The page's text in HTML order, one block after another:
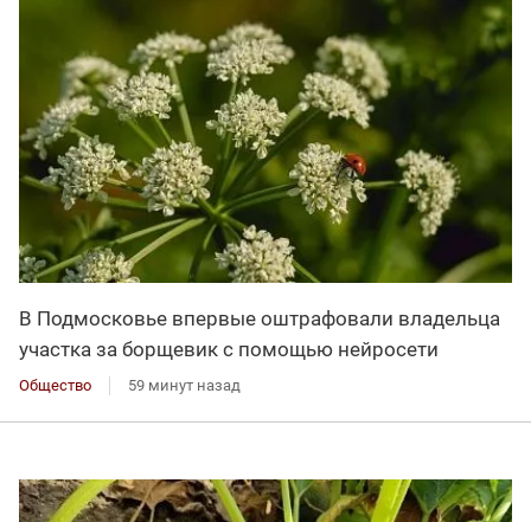
В Подмосковье впервые оштрафовали владельца
участка за борщевик с помощью нейросети
Общество 59 минут назад